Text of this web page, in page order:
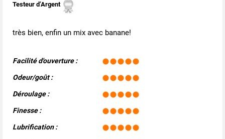
Testeur d’Argent
très bien, enfin un mix avec banane!
Facilité d'ouverture :
Odeur/goût :
Déroulage :
Finesse :
Lubrification :